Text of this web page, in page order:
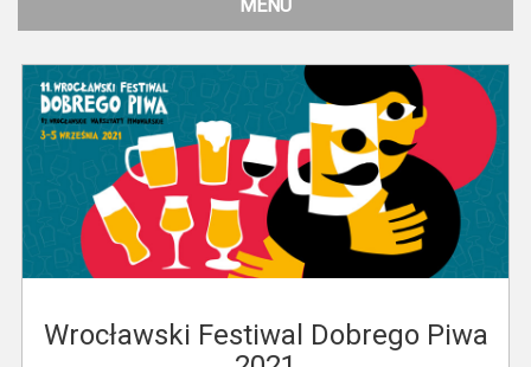
MENU
Wrocławski Festiwal Dobrego Piwa